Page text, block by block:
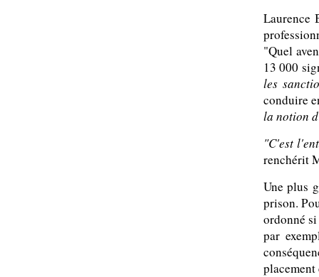
Laurence
"Quel
13 000
les
conduire
la notion
"C'est
renchérit
Une plus
prison.
ordonné
par